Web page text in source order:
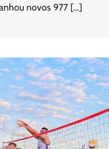
novos 977 […]